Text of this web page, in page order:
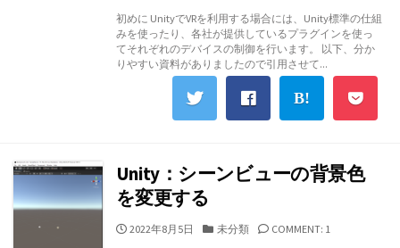
日
ゴ
リ
ー
初めに UnityでVRを利用する場合には、Unity標準の仕組
みを使ったり、各社が提供しているプラグインを使っ
てそれぞれのデバイスの制御を行います。 以下、分か
りやすい資料がありましたので引用させて...
Unity：シーンビューの背景色
を変更する
公
2022年8月5日
カ
未分類
COMMENT: 1